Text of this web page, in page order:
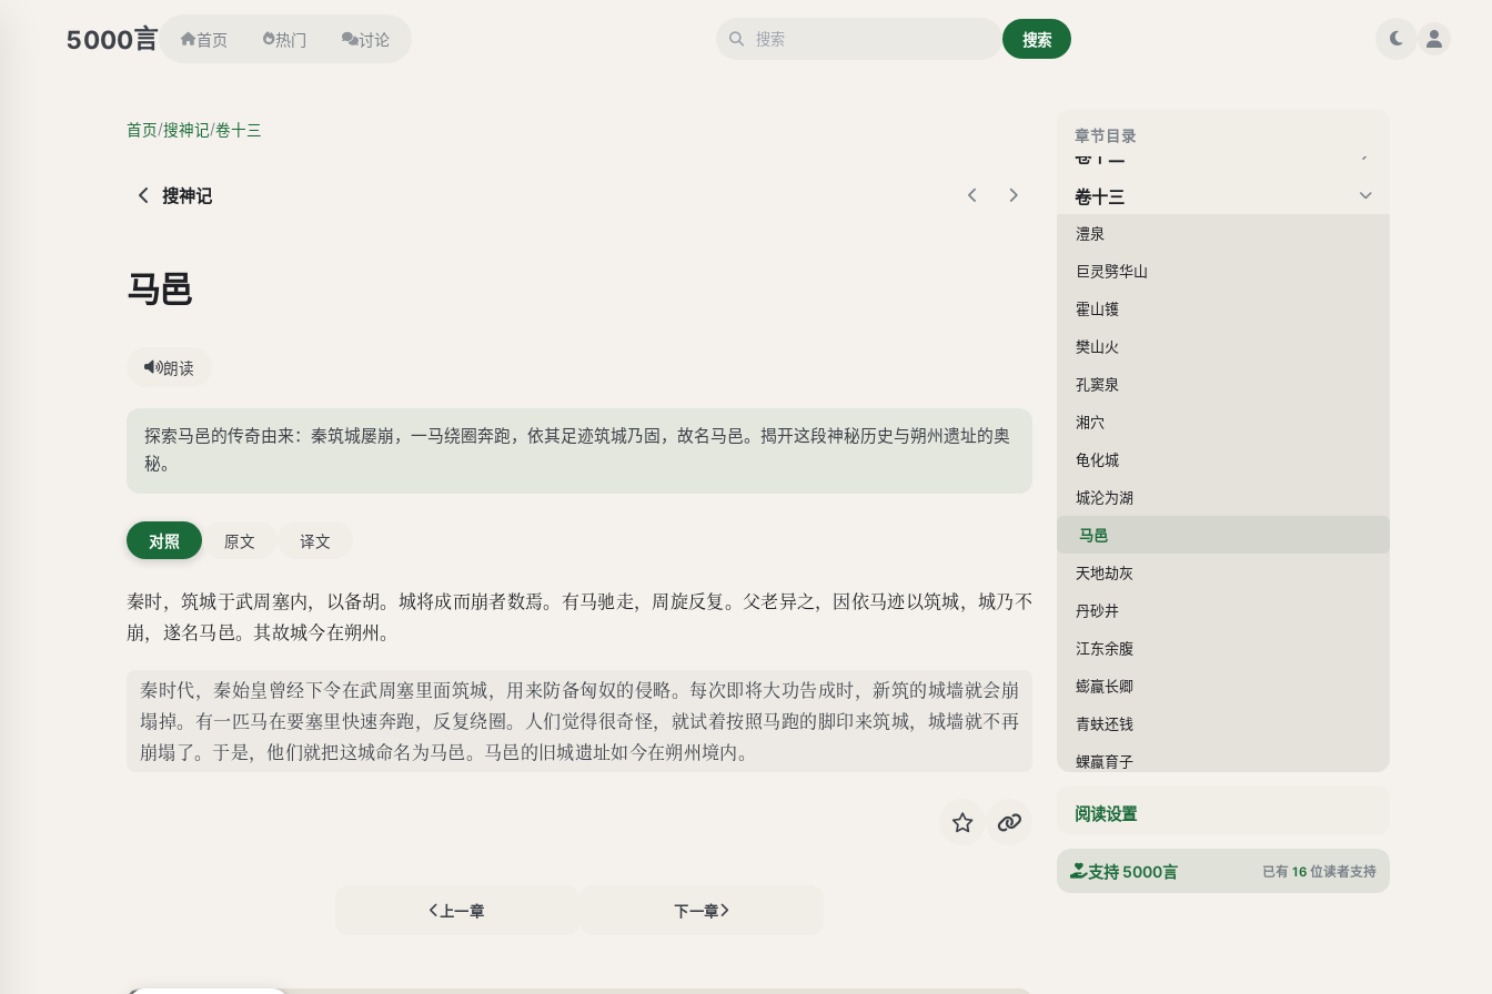
5000言 首页 热门 讨论 搜索
首页/搜神记/卷十三
搜神记
马邑
朗读
探索马邑的传奇由来：秦筑城屡崩，一马绕圈奔跑，依其足迹筑城乃固，故名马邑。揭开这段神秘历史与朔州遗址的奥
秘。
对照 原文 译文
秦时，筑城于武周塞内，以备胡。城将成而崩者数焉。有马驰走，周旋反复。父老异之，因依马迹以筑城，城乃不
崩，遂名马邑。其故城今在朔州。
秦时代，秦始皇曾经下令在武周塞里面筑城，用来防备匈奴的侵略。每次即将大功告成时，新筑的城墙就会崩
塌掉。有一匹马在要塞里快速奔跑，反复绕圈。人们觉得很奇怪，就试着按照马跑的脚印来筑城，城墙就不再
崩塌了。于是，他们就把这城命名为马邑。马邑的旧城遗址如今在朔州境内。
上一章 下一章
章节目录
卷十二
卷十三
澧泉
巨灵劈华山
霍山镬
樊山火
孔窦泉
湘穴
龟化城
城沦为湖
马邑
天地劫灰
丹砂井
江东余腹
蟛蠃长卿
青蚨还钱
蜾蠃育子
火浣布
阅读设置
支持 5000言 已有 16 位读者支持